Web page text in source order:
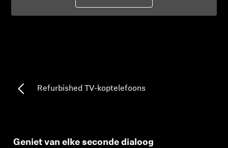
Refurbished TV-koptelefoons
Geniet van elke seconde dialoog